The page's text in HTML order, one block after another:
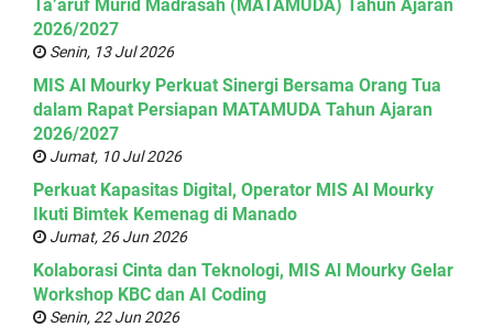
Ta’aruf Murid Madrasah (MATAMUDA) Tahun Ajaran
2026/2027
Senin, 13 Jul 2026
MIS Al Mourky Perkuat Sinergi Bersama Orang Tua
dalam Rapat Persiapan MATAMUDA Tahun Ajaran
2026/2027
Jumat, 10 Jul 2026
Perkuat Kapasitas Digital, Operator MIS Al Mourky
Ikuti Bimtek Kemenag di Manado
Jumat, 26 Jun 2026
Kolaborasi Cinta dan Teknologi, MIS Al Mourky Gelar
Workshop KBC dan AI Coding
Senin, 22 Jun 2026